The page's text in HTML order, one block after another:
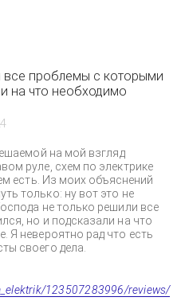
все проблемы с которыми
на что необходимо
на мой взгляд
руле, схем по электрике
есть. Из моих объяснений
только: ну вот это не
не только решили все
но и подсказали на что
Я невероятно рад что есть
своего дела.
123507283996/reviews/